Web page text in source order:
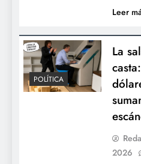
Leer
POLÍTICA
La
2026